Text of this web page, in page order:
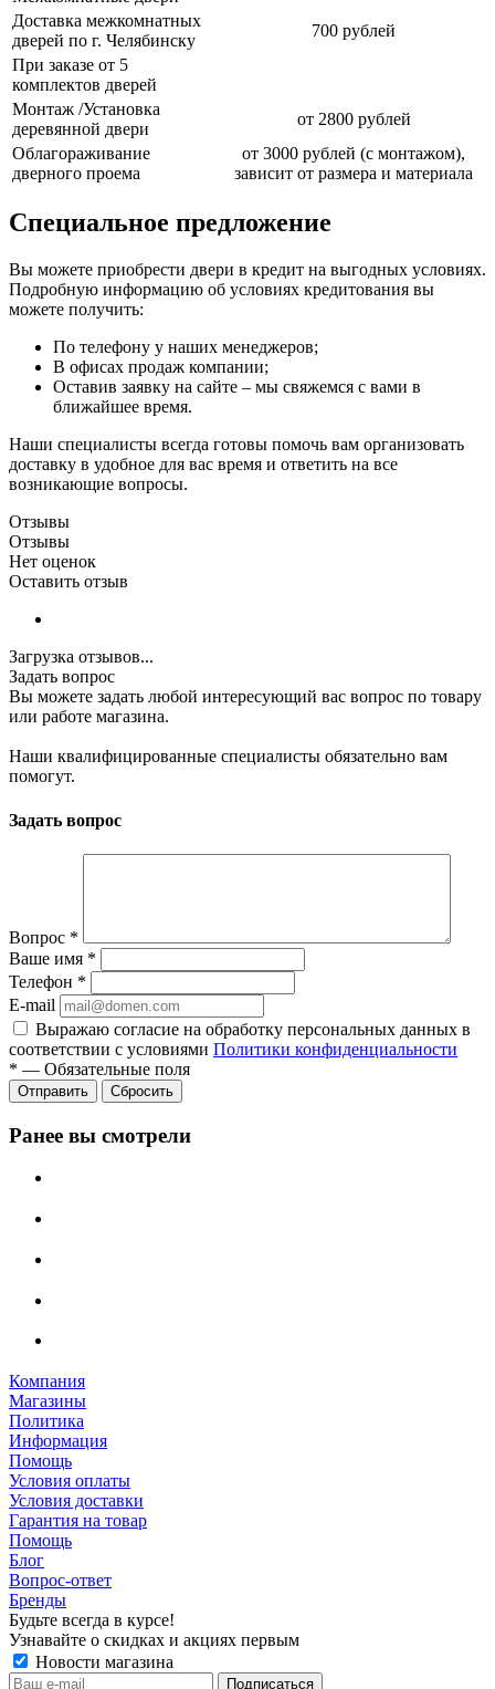
Доставка межкомнатных
дверей по г. Челябинску
700 рублей
При заказе от 5
комплектов дверей
Монтаж /Установка
деревянной двери
от 2800 рублей
Облагораживание
дверного проема
от 3000 рублей (с монтажом),
зависит от размера и материала
Специальное предложение
Вы можете приобрести двери в кредит на выгодных условиях.
Подробную информацию об условиях кредитования вы
можете получить:
По телефону у наших менеджеров;
В офисах продаж компании;
Оставив заявку на сайте – мы свяжемся с вами в
ближайшее время.
Наши специалисты всегда готовы помочь вам организовать
доставку в удобное для вас время и ответить на все
возникающие вопросы.
Отзывы
Отзывы
Нет оценок
Оставить отзыв
Загрузка отзывов...
Задать вопрос
Вы можете задать любой интересующий вас вопрос по товару
или работе магазина.
Наши квалифицированные специалисты обязательно вам
помогут.
Задать вопрос
Вопрос *
Ваше имя *
Телефон *
E-mail
Выражаю согласие на обработку персональных данных в
соответствии с условиями Политики конфиденциальности
* — Обязательные поля
Отправить Сбросить
Ранее вы смотрели
Компания
Магазины
Политика
Информация
Помощь
Условия оплаты
Условия доставки
Гарантия на товар
Помощь
Блог
Вопрос-ответ
Бренды
Будьте всегда в курсе!
Узнавайте о скидках и акциях первым
Новости магазина